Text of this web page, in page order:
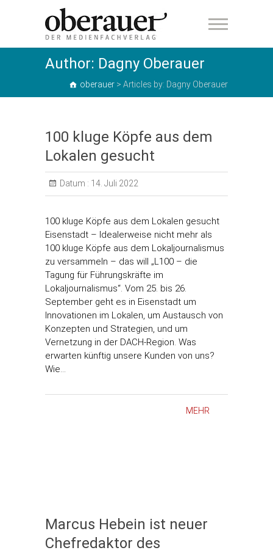
oberauer
Author: Dagny Oberauer
oberauer > Articles by: Dagny Oberauer
100 kluge Köpfe aus dem
Lokalen gesucht
Datum : 14. Juli 2022
100 kluge Köpfe aus dem Lokalen gesucht
Eisenstadt – Idealerweise nicht mehr als
100 kluge Köpfe aus dem Lokaljournalismus
zu versammeln – das will „L100 – die
Tagung für Führungskräfte im
Lokaljournalismus“. Vom 25. bis 26.
September geht es in Eisenstadt um
Innovationen im Lokalen, um Austausch von
Konzepten und Strategien, und um
Vernetzung in der DACH-Region. Was
erwarten künftig unsere Kunden von uns?
Wie…
MEHR
Marcus Hebein ist neuer
Chefredaktor des